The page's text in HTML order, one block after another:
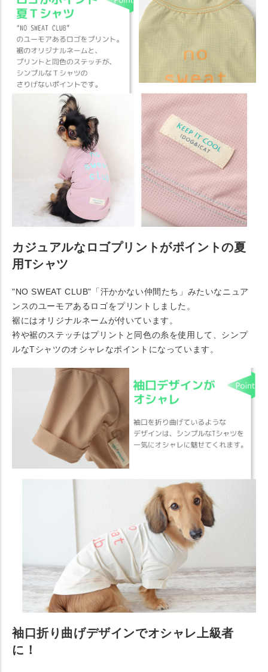
カジュアルなロゴプリントがポイントの夏
用Tシャツ
"NO SWEAT CLUB"「汗かかない仲間たち」みたいなニュア
ンスのユーモアあるロゴをプリントしました。
裾にはオリジナルネームが付いています。
衿や裾のステッチはプリントと同色の糸を使用して、シンプ
ルなTシャツのオシャレなポイントになっています。
袖口折り曲げデザインでオシャレ上級者
に！